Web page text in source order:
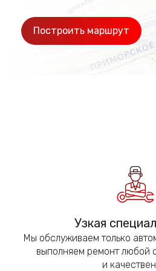
Построить маршрут
Узкая
Мы обслуживаем только
выполняем ремонт любой
и